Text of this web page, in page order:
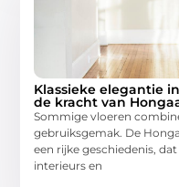
Klassieke elegantie
de kracht van
Sommige vloeren
gebruiksgemak. De
een rijke geschiedenis,
interieurs en